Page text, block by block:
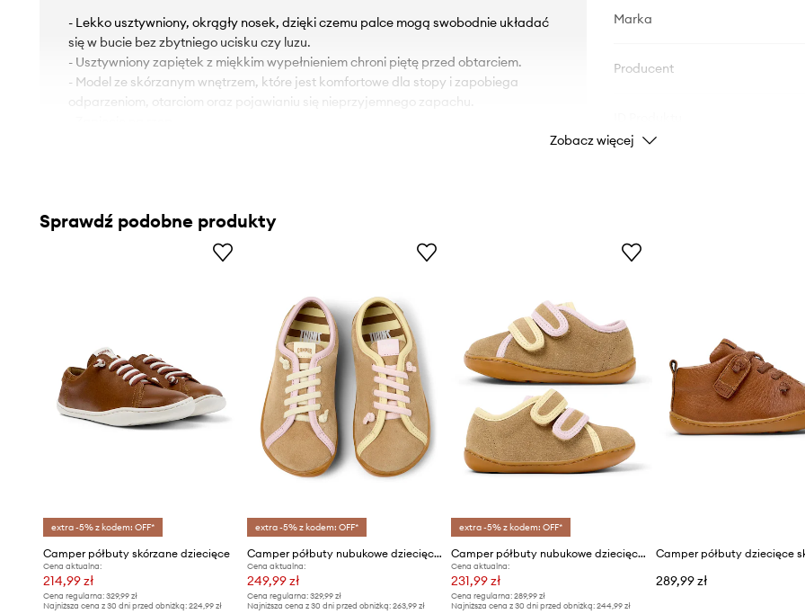
- Lekko usztywniony, okrągły nosek, dzięki czemu palce mogą swobodnie układać
się w bucie bez zbytniego ucisku czy luzu.
- Usztywniony zapiętek z miękkim wypełnieniem chroni piętę przed obtarciem.
- Model ze skórzanym wnętrzem, które jest komfortowe dla stopy i zapobiega
odparzeniom, otarciom oraz pojawianiu się nieprzyjemnego zapachu.
Marka
Producent
Zobacz więcej
Sprawdź podobne produkty
extra -5% z kodem: OFF*
Camper półbuty skórzane dziecięce
Cena aktualna:
214,99 zł
Cena regularna: 329,99 zł
Najniższa cena z 30 dni przed obniżką: 224,99 zł
extra -5% z kodem: OFF*
Camper półbuty nubukowe dziecięce Peu Cami K's TWS
Cena aktualna:
249,99 zł
Cena regularna:329,99 zł
Najniższa cena z 30 dni przed obniżką:263,99 zł
extra -5% z kodem: OFF*
Camper półbuty nubukowe dziecięce TWS FW
Cena aktualna:
231,99 zł
Cena regularna: 289,99 zł
Najniższa cena z 30 dni przed obniżką: 244,99 zł
Camper półbuty dziecięce
289,99 zł